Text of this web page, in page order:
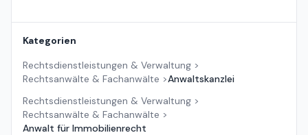
Kategorien
Rechtsdienstleistungen & Verwaltung >
Rechtsanwälte & Fachanwälte >Anwaltskanzlei
Rechtsdienstleistungen & Verwaltung >
Rechtsanwälte & Fachanwälte >
Anwalt für Immobilienrecht